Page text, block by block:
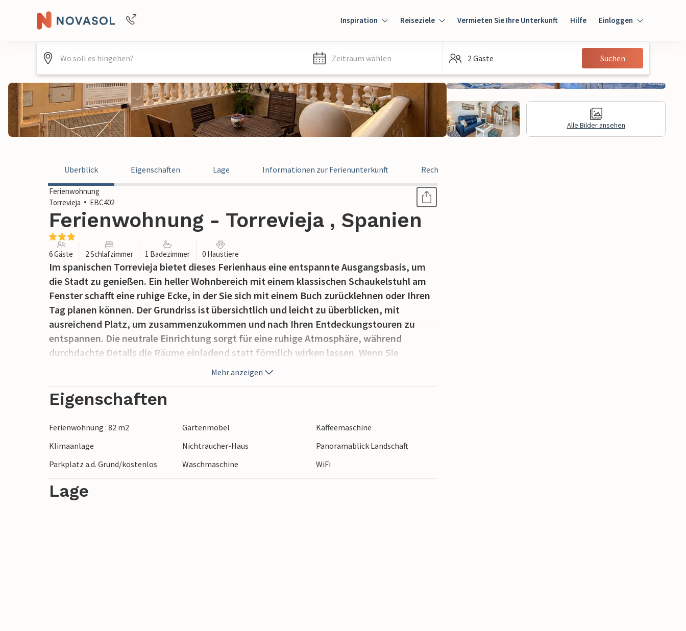
+4940688715475
Inspiration Reiseziele Vermieten Sie Ihre Unterkunft Hilfe Einloggen
Einloggen
Gast
Zeitraum wählen 2 Gäste Suchen
Alle Bilder ansehen
Überblick Eigenschaften Lage Informationen zur Ferienunterkunft Rechtliche Informationen
Ferienwohnung
Torrevieja
EBC402
Ferienwohnung - Torrevieja , Spanien
6 Gäste 2 Schlafzimmer 1 Badezimmer 0 Haustiere
Im spanischen Torrevieja bietet dieses Ferienhaus eine entspannte Ausgangsbasis, um
die Stadt zu genießen. Ein heller Wohnbereich mit einem klassischen Schaukelstuhl am
Fenster schafft eine ruhige Ecke, in der Sie sich mit einem Buch zurücklehnen oder Ihren
Tag planen können. Der Grundriss ist übersichtlich und leicht zu überblicken, mit
ausreichend Platz, um zusammenzukommen und nach Ihren Entdeckungstouren zu
entspannen. Die neutrale Einrichtung sorgt für eine ruhige Atmosphäre, während
durchdachte Details die Räume einladend statt förmlich wirken lassen. Wenn Sie
ausgehen möchten, bietet Torrevieja zahlreiche Orte zum Einkaufen, Essen und
gemütlichen Verweilen bei einem Getränk – so haben Sie die Wahl zwischen ruhigen
Stunden im Haus und der Zeit, in der Sie die lokale Atmosphäre entdecken. Gleich neben
der Rosa Lagune von Torrevieja, einer beeindruckenden Naturlandschaft, in der das Salz
die Umgebung einfärbt und die Sonnenuntergänge einfach spektakulär sind.
Mehr anzeigen
Eigenschaften
Ferienwohnung : 82 m2 Gartenmöbel
Kaffeemaschine
Klimaanlage
Nichtraucher-Haus
Panoramablick Landschaft
Parkplatz a.d. Grund/kostenlos
Waschmaschine WiFi
Lage